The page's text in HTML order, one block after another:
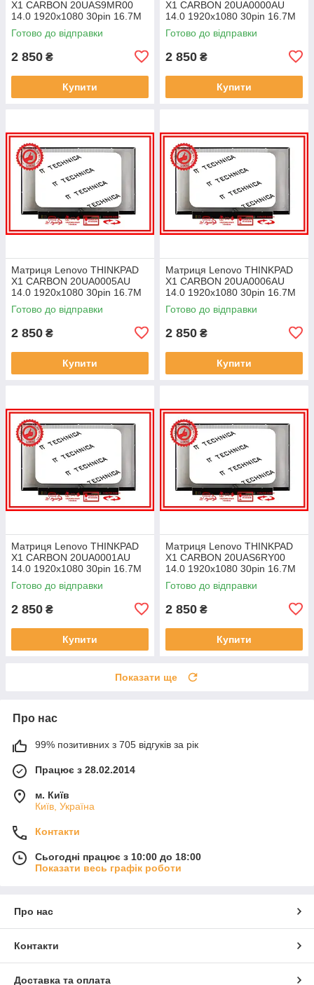
X1 CARBON 20UAS9MR00
14.0 1920x1080 30pin 16.7M
45% NTSC 300 cd/m² для
ноутбука
Готово до відправки
2 850 ₴
Купити
X1 CARBON 20UA0000AU
14.0 1920x1080 30pin 16.7M
45% NTSC 300 cd/m² для
ноутбука
Готово до відправки
2 850 ₴
Купити
Матриця Lenovo THINKPAD
X1 CARBON 20UA0005AU
14.0 1920x1080 30pin 16.7M
45% NTSC 300 cd/m² для
ноутбука
Готово до відправки
2 850 ₴
Купити
Матриця Lenovo THINKPAD
X1 CARBON 20UA0006AU
14.0 1920x1080 30pin 16.7M
45% NTSC 300 cd/m² для
ноутбука
Готово до відправки
2 850 ₴
Купити
Матриця Lenovo THINKPAD
X1 CARBON 20UA0001AU
14.0 1920x1080 30pin 16.7M
45% NTSC 300 cd/m² для
ноутбука
Готово до відправки
2 850 ₴
Купити
Матриця Lenovo THINKPAD
X1 CARBON 20UAS6RY00
14.0 1920x1080 30pin 16.7M
45% NTSC 300 cd/m² для
ноутбука
Готово до відправки
2 850 ₴
Купити
Показати ще
Про нас
99% позитивних з 705 відгуків за рік
Працює з 28.02.2014
м. Київ
Київ, Україна
Контакти
Сьогодні працює з 10:00 до 18:00
Показати весь графік роботи
Про нас
Контакти
Доставка та оплата